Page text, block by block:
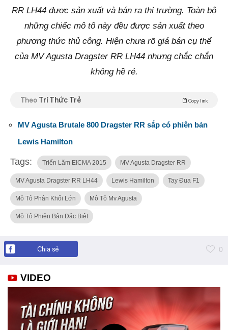
RR LH44 được sản xuất và bán ra thị trường. Toàn bộ
những chiếc mô tô này đều được sản xuất theo
phương thức thủ công. Hiện chưa rõ giá bán cụ thể
của MV Agusta Dragster RR LH44 nhưng chắc chắn
không hề rẻ.
Theo Trí Thức Trẻ Copy link
MV Agusta Brutale 800 Dragster RR sắp có phiên bản
Lewis Hamilton
Tags: Triển Lãm EICMA 2015 MV Agusta Dragster RR
MV Agusta Dragster RR LH44 Lewis Hamilton Tay Đua F1
Mô Tô Phân Khối Lớn Mô Tô Mv Agusta
Mô Tô Phiên Bản Đặc Biệt
Chia sẻ 0
VIDEO